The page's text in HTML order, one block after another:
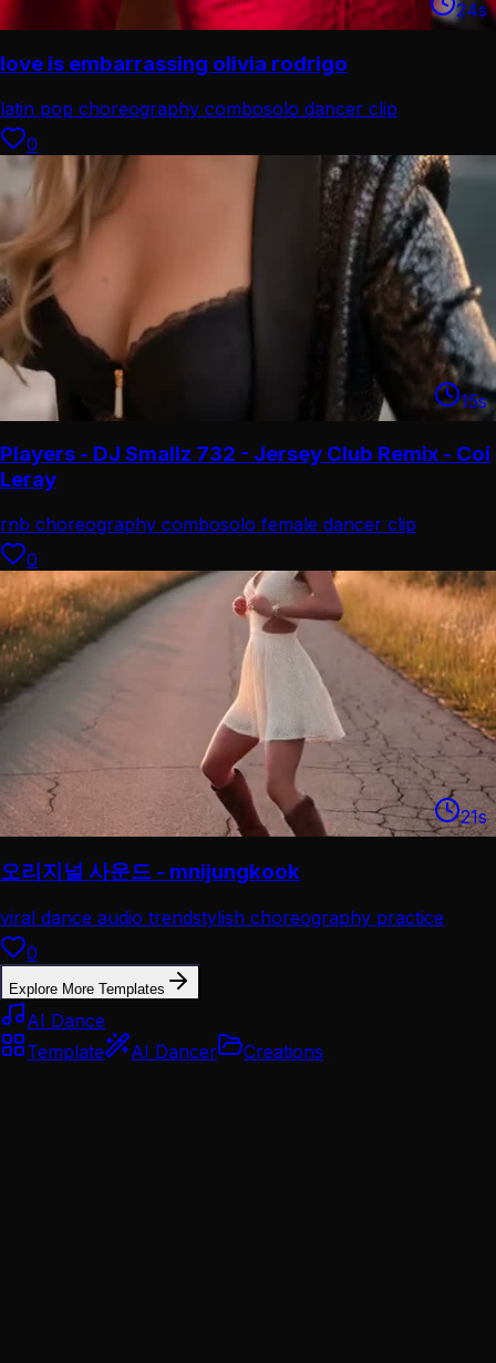
24s
love is embarrassing olivia rodrigo
latin pop choreography combosolo dancer clip
0
15s
Players - DJ Smallz 732 - Jersey Club Remix - Coi
Leray
rnb choreography combosolo female dancer clip
0
21s
오리지널 사운드 - mnijungkook
viral dance audio trendstylish choreography practice
0
Explore More Templates
AI Dance
Template
AI Dancer Creations